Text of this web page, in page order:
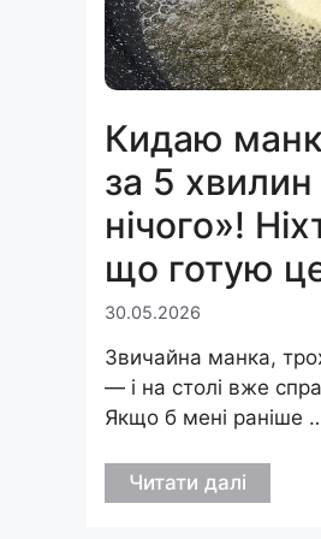
Кидаю
за 5
нічого»!
що готую
30.05.2026
Звичайна манка,
— і на столі вже
Якщо б мені раніше
Читати далі